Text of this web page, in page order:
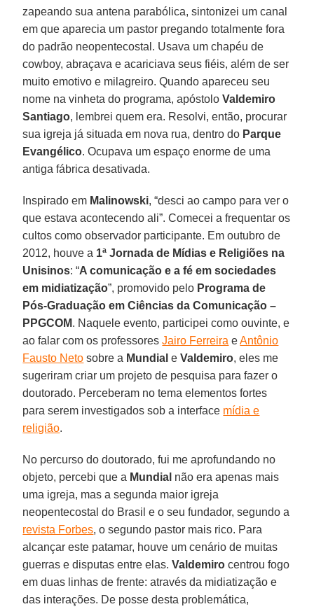
zapeando sua antena parabólica, sintonizei um canal
em que aparecia um pastor pregando totalmente fora
do padrão neopentecostal. Usava um chapéu de
cowboy, abraçava e acariciava seus fiéis, além de ser
muito emotivo e milagreiro. Quando apareceu seu
nome na vinheta do programa, apóstoloValdemiro
Santiago, lembrei quem era. Resolvi, então, procurar
sua igreja já situada em nova rua, dentro do Parque
Evangélico. Ocupava um espaço enorme de uma
antiga fábrica desativada.
Inspirado em Malinowski, “desci ao campo para ver o
que estava acontecendo ali”. Comecei a frequentar os
cultos como observador participante. Em outubro de
2012, houve a 1ª Jornada de Mídias e Religiões na
Unisinos: “A comunicação e a fé em sociedades
em midiatização”, promovido pelo Programa de
Pós-Graduação em Ciências da Comunicação –
PPGCOM. Naquele evento, participei como ouvinte, e
ao falar com os professoresJairo Ferreira eAntônio
Fausto Neto sobre a Mundial eValdemiro, eles me
sugeriram criar um projeto de pesquisa para fazer o
doutorado. Perceberam no tema elementos fortes
para serem investigados sob a interface mídia e
religião.
No percurso do doutorado, fui me aprofundando no
objeto, percebi que a Mundial não era apenas mais
uma igreja, mas a segunda maior igreja
neopentecostal do Brasil e o seu fundador, segundo a
revista Forbes, o segundo pastor mais rico. Para
alcançar este patamar, houve um cenário de muitas
guerras e disputas entre elas.Valdemiro centrou fogo
em duas linhas de frente: através da midiatização e
das interações. De posse desta problemática,